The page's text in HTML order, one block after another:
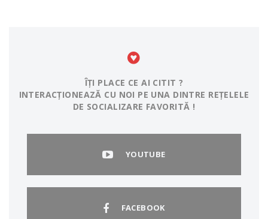
ÎȚI PLACE CE AI CITIT ?
INTERACȚIONEAZĂ CU NOI PE UNA DINTRE REȚELELE
DE SOCIALIZARE FAVORITĂ !
YOUTUBE
FACEBOOK